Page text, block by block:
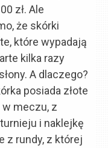
zł. Ale
że skórki
które wypadają
kilka razy
A dlaczego?
posiada złote
meczu, z
i naklejkę
z rundy, z której